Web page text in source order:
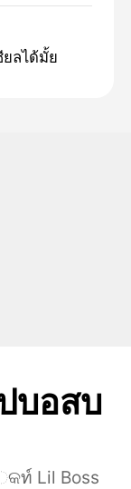
ลได้มั้ย
บอสบ
ท์ Lil Boss